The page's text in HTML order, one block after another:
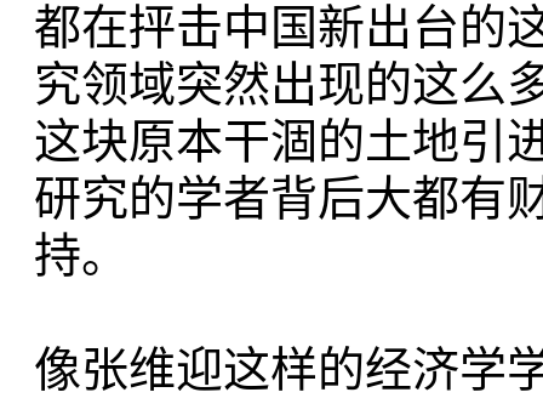
都在抨击中国新出台的
究领域突然出现的这么
这块原本干涸的土地引
研究的学者背后大都有
持。
像张维迎这样的经济学